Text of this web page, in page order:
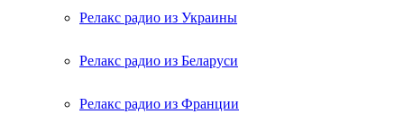
Релакс радио из Украины
Релакс радио из Беларуси
Релакс радио из Франции